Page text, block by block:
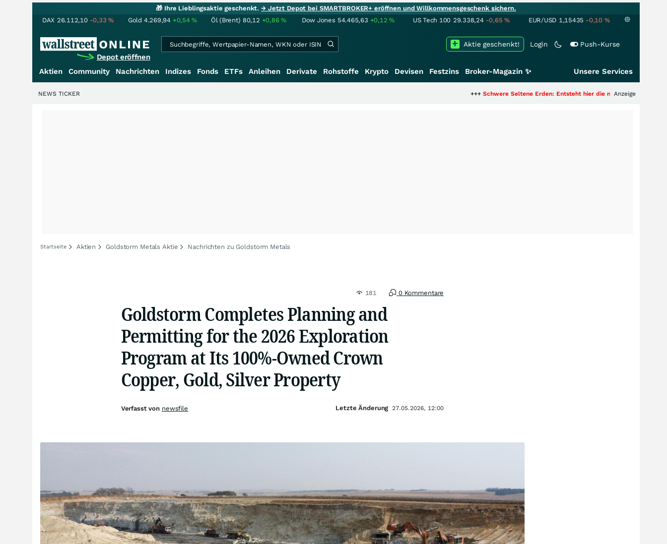
🎁 Ihre Lieblingsaktie geschenkt.→ Jetzt Depot bei SMARTBROKER+ eröffnen und Willkommensgeschenk sichern.
DAX 26.112,10 -0,33% Gold 4.269,94 +0,54% Öl (Brent) 80,12 +0,86% Dow Jones 54.465,63 +0,12% US Tech 100 29.338,24 -0,65% EUR/USD 1,15435 -0,10 %
Depot eröffnen
Login Push-Kurse
Aktie geschenkt!
Aktien Community Nachrichten Indizes Fonds ETFs Anleihen Derivate Rohstoffe Krypto Devisen Festzins Broker-Magazin ✨ Unsere Services
Schwere Seltene Erden: Entsteht hier die nächste Milliardenstory?+++
Anzeige
NEWS TICKER
Startseite Aktien Goldstorm Metals Aktie Nachrichten zu Goldstorm Metals
181 0 Kommentare
Goldstorm Completes Planning and
Permitting for the 2026 Exploration
Program at Its 100%-Owned Crown
Copper, Gold, Silver Property
Verfasst von newsfile Letzte Änderung 27.05.2026, 12:00